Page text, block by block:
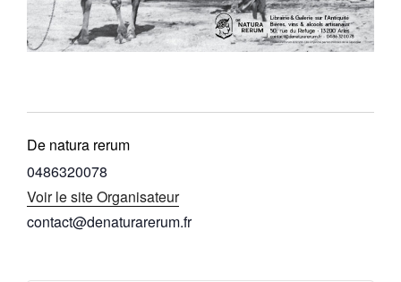
De natura rerum
0486320078
Voir le site Organisateur
contact@denaturarerum.fr